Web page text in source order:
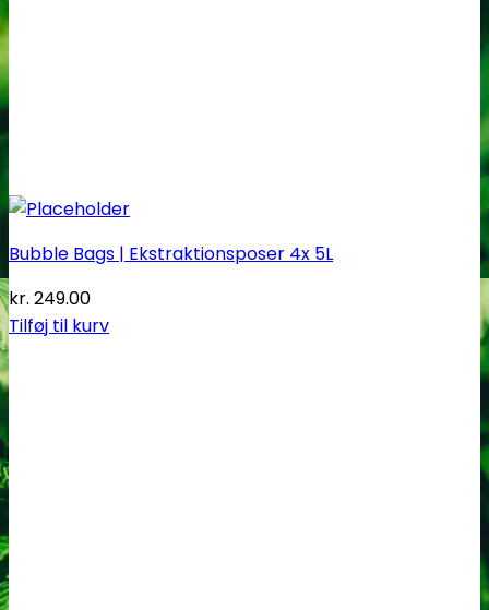
Bubble Bags | Ekstraktionsposer 4x 5L
kr. 249.00
Tilføj til kurv